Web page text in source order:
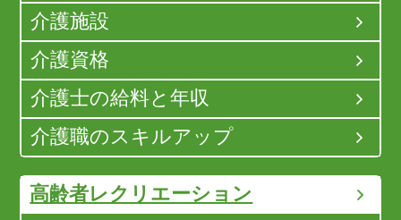
介護施設
介護資格
介護士の給料と年収
介護職のスキルアップ
高齢者レクリエーション